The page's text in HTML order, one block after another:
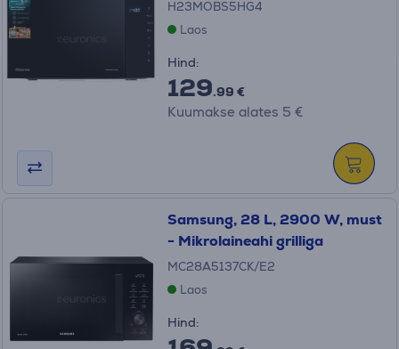
H23MOBS5HG4
Laos
Hind:
129.99 €
Kuumakse alates 5 €
Samsung, 28 L, 2900 W, must
- Mikrolaineahi grilliga
MC28A5137CK/E2
Laos
Hind: